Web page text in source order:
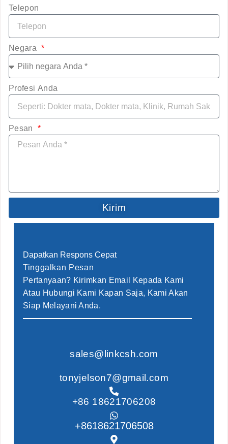
Telepon
Negara
Profesi Anda
Pesan
Kirim
Dapatkan Respons Cepat
Tinggalkan Pesan
Pertanyaan? Kirimkan Email Kepada Kami
Atau Hubungi Kami Kapan Saja, Kami Akan
Siap Melayani Anda.
sales@linkcsh.com
tonyjelson7@gmail.com
+86 18621706208
+8618621706508